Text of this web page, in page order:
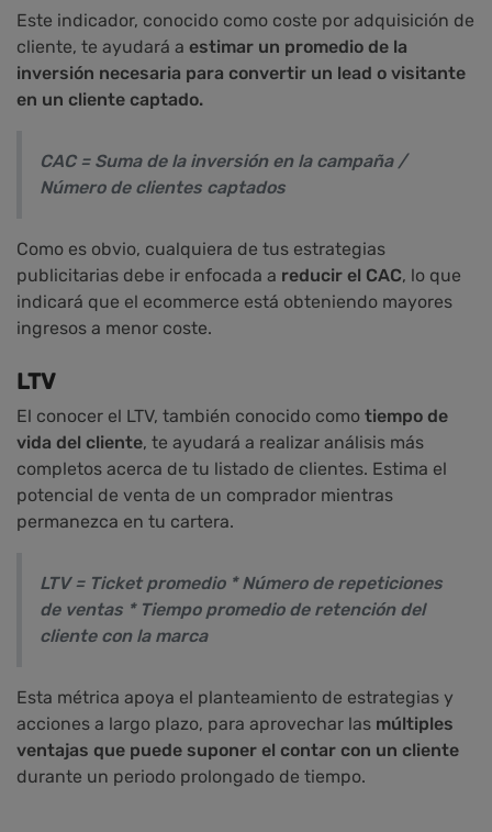
Este indicador, conocido como coste por adquisición de
cliente, te ayudará a estimar un promedio de la
inversión necesaria para convertir un lead o visitante
en un cliente captado.
CAC = Suma de la inversión en la campaña /
Número de clientes captados
Como es obvio, cualquiera de tus estrategias
publicitarias debe ir enfocada a reducir el CAC, lo que
indicará que el ecommerce está obteniendo mayores
ingresos a menor coste.
LTV
El conocer el LTV, también conocido como tiempo de
vida del cliente, te ayudará a realizar análisis más
completos acerca de tu listado de clientes. Estima el
potencial de venta de un comprador mientras
permanezca en tu cartera.
LTV = Ticket promedio * Número de repeticiones
de ventas * Tiempo promedio de retención del
cliente con la marca
Esta métrica apoya el planteamiento de estrategias y
acciones a largo plazo, para aprovechar las múltiples
ventajas que puede suponer el contar con un cliente
durante un periodo prolongado de tiempo.